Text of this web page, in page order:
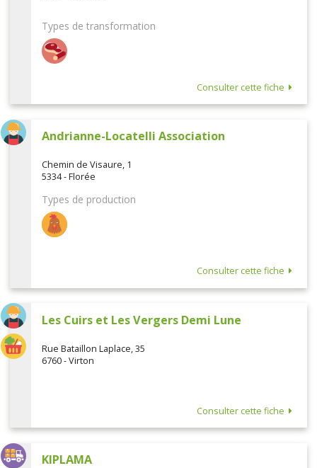
Types de transformation
Consulter cette fiche
Andrianne-Locatelli Association
Chemin de Visaure, 1
5334 - Florée
Types de production
Consulter cette fiche
Les Cuirs et Les Vergers Demi Lune
Rue Bataillon Laplace, 35
6760 - Virton
Consulter cette fiche
KIPLAMA